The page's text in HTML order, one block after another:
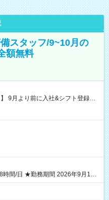
スタッフ/9~10月の
額無料
9月より前に入社&シフト登録す
給がUP! 日給1万1500円でしっか
試用期間なし
時間/日 ★勤務期間 2026年9月16
OK! 期間中フル勤務できる方優遇
) ※期間前から勤務スタートも可